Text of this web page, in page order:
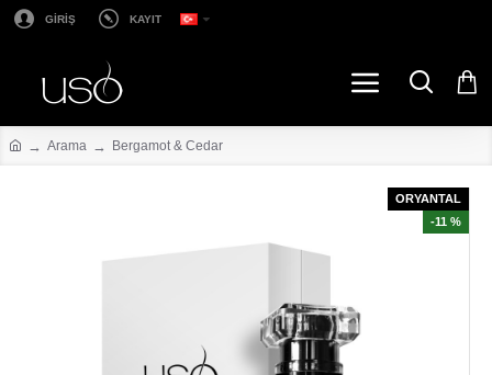
GİRİŞ KAYIT
Arama Bergamot & Cedar
ORYANTAL
-11 %